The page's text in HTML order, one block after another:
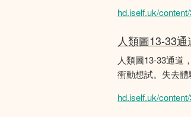
hd.iself.uk/
人類圖13-33
人類圖13-33通道
衝動想試。失去體
hd.iself.uk/